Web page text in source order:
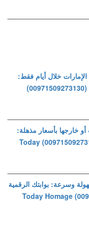
خلال أيام فقط:
خدمة سريعة ومضمونة عبر فلاي إن (00971509273130)
خارجها بأسعار مذهلة:
خدمة حجز عالمية عبر فلاي إن (00971509273130) Today
وسرعة: بوابتك الرقمية